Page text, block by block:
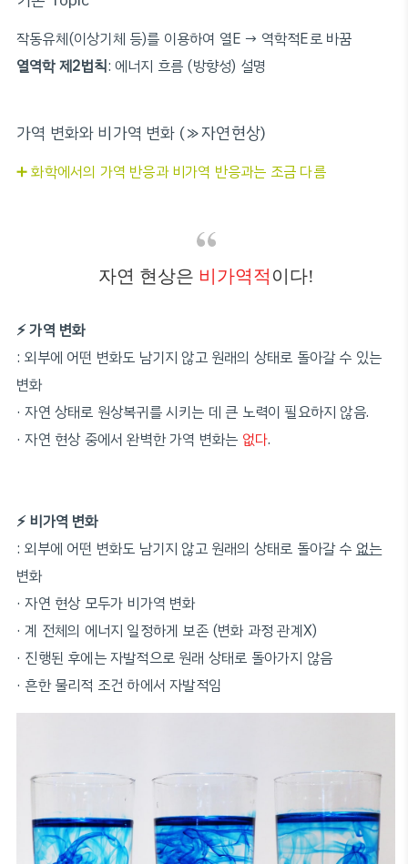
작동유체(이상기체 등)를 이용하여 열E → 역학적E로 바꿈
열역학 제2법칙: 에너지 흐름 (방향성) 설명
가역 변화와 비가역 변화 (≫자연현상)
➕ 화학에서의 가역 반응과 비가역 반응과는 조금 다름
자연 현상은 비가역적 이다!
⚡️ 가역 변화
: 외부에 어떤 변화도 남기지 않고 원래의 상태로 돌아갈 수 있는
변화
· 자연 상태로 원상복귀를 시키는 데 큰 노력이 필요하지 않음.
· 자연 현상 중에서 완벽한 가역 변화는 없다.
⚡️ 비가역 변화
: 외부에 어떤 변화도 남기지 않고 원래의 상태로 돌아갈 수없는
변화
· 자연 현상 모두가 비가역 변화
· 계 전체의 에너지 일정하게 보존 (변화 과정 관계X)
· 진행된 후에는 자발적으로 원래 상태로 돌아가지 않음
· 흔한 물리적 조건 하에서 자발적임